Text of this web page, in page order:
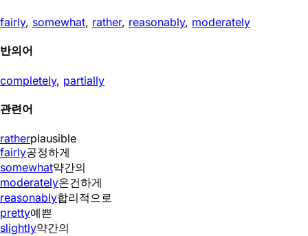
fairly, somewhat, rather, reasonably, moderately
반의어
completely, partially
관련어
ratherplausible
fairly공정하게
somewhat약간의
moderately온건하게
reasonably합리적으로
pretty예쁜
slightly약간의